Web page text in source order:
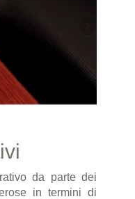
da parte dei
in termini di